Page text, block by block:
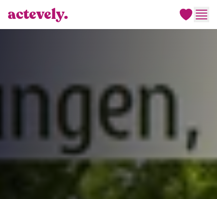
actevely.